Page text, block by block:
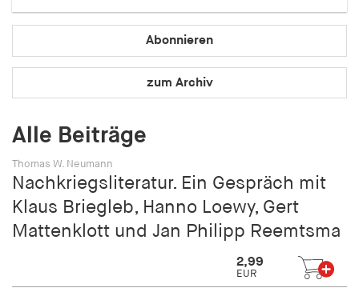
Abonnieren
zum Archiv
Alle Beiträge
Thomas W. Neumann
Nachkriegsliteratur. Ein Gespräch mit
Klaus Briegleb, Hanno Loewy, Gert
Mattenklott und Jan Philipp Reemtsma
2,99
EUR
Speichert den Zustimmungsstatus des Benutzers
für Cookies auf der aktuellen Domäne.
fe_typo_user
Name:
fe_typo_user
Anbieter:
hamburger-edition.de